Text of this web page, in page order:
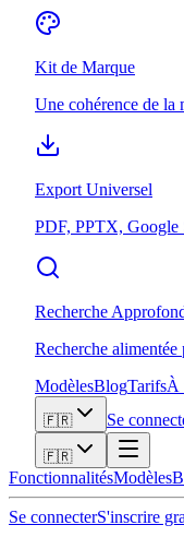
Kit de Marque
Une cohérence de la
Export Universel
PDF, PPTX, Google
Recherche
Recherche
ModèlesBlogTarifsÀ
🇫🇷 Se
🇫🇷
FonctionnalitésModèles
Se connecterS'inscrire